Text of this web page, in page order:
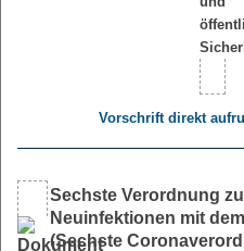
Vorschrift direkt
Sechste Verordnung
Neuinfektionen mit
(Sechste